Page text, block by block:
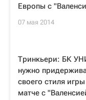
Европы с
07 мая 2014
Тринкьери: БК
нужно
своего стиля
матче с